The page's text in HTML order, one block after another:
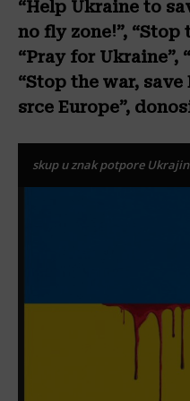
“Help Ukraine to
no fly zone!”, “Stop
“Pray for Ukraine”,
“Stop the war, save
srce Europe”,
skup u znak potpore